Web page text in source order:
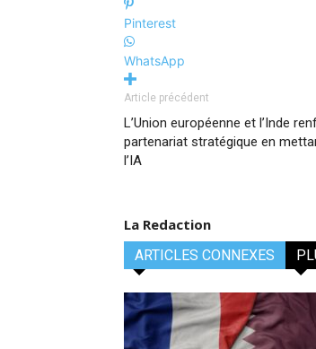
Pinterest
WhatsApp
Article précédent
L’Union européenne et l’Inde
partenariat stratégique en
l’IA
La Redaction
ARTICLES CONNEXES